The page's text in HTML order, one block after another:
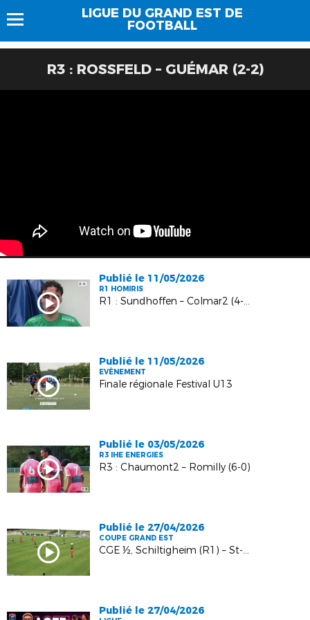
LIGUE DU GRAND EST DE
FOOTBALL
R3 : ROSSFELD – GUÉMAR (2-2)
Publié le 11/05/2026
R1 HOMIRIS
R1 : Sundhoffen – Colmar2 (4-1)
Publié le 11/05/2026
EVÈNEMENT
Finale régionale Festival U13
Publié le 03/05/2026
R3 IHE ENERGIES
R3 : Chaumont2 – Romilly (6-0)
Publié le 27/04/2026
COUPE GRAND EST
CGE ½, Schiltigheim (R1) – St-Dié (R1) : 0-1
Publié le 27/04/2026